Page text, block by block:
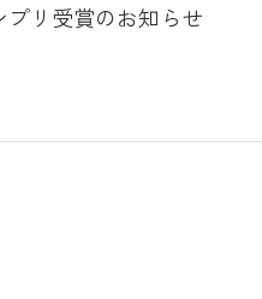
プリ受賞のお知らせ